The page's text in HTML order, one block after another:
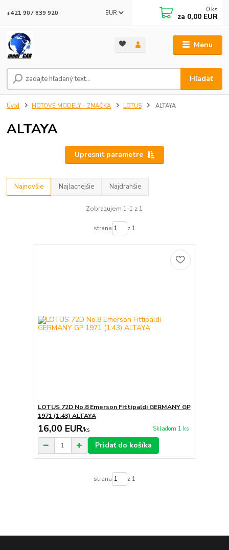
Menu
EUR
Hľadať
+421 907 839 920 0 ks
za 0,00 EUR
Úvod HOTOVÉ MODELY - ZNAČKA LOTUS ALTAYA
ALTAYA
Upresniť parametre
Najnovšie Najlacnejšie Najdrahšie
Zobrazujem 1-1 z 1
strana z 1
LOTUS 72D No.8 Emerson Fittipaldi GERMANY GP
1971 (1:43) ALTAYA
16,00 EUR/ks Skladom 1 ks
Pridať do košíka
strana z 1